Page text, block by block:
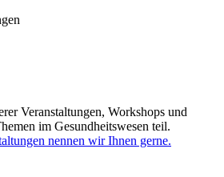
Veranstaltungen, Workshops und
im Gesundheitswesen teil.
nennen wir Ihnen gerne.